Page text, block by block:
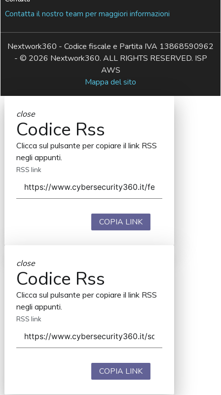
Contatta il nostro team per maggiori informazioni
Nextwork360 - Codice fiscale e Partita IVA 13868590962
- © 2026 Nextwork360. ALL RIGHTS RESERVED. ISP
AWS
Mappa del sito
close
Codice Rss
Clicca sul pulsante per copiare il link RSS
negli appunti.
RSS link
COPIA LINK
close
Codice Rss
Clicca sul pulsante per copiare il link RSS
negli appunti.
RSS link
COPIA LINK